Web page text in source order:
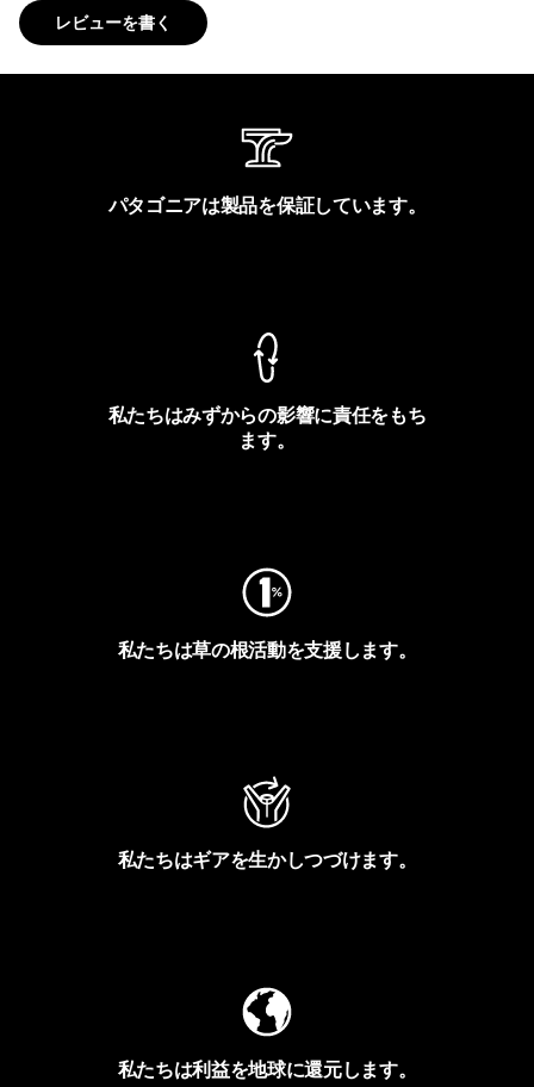
レビューを書く
パタゴニアは製品を保証しています。
私たちはみずからの影響に責任をもち
ます。
私たちは草の根活動を支援します。
私たちはギアを生かしつづけます。
私たちは利益を地球に還元します。